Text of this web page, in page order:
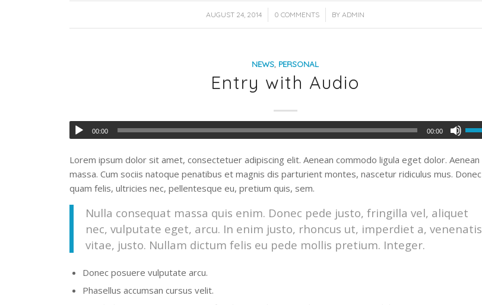
AUGUST 24, 2014
/ 0 COMMENTS
/ BYADMIN
NEWS, PERSONAL
Entry with Audio
00:00 00:00
Lorem ipsum dolor sit amet, consectetuer adipiscing elit. Aenean commodo ligula eget dolor. Aenean
massa. Cum sociis natoque penatibus et magnis dis parturient montes, nascetur ridiculus mus. Donec
quam felis, ultricies nec, pellentesque eu, pretium quis, sem.
Nulla consequat massa quis enim. Donec pede justo, fringilla vel, aliquet
nec, vulputate eget, arcu. In enim justo, rhoncus ut, imperdiet a, venenatis
vitae, justo. Nullam dictum felis eu pede mollis pretium. Integer.
Donec posuere vulputate arcu.
Phasellus accumsan cursus velit.